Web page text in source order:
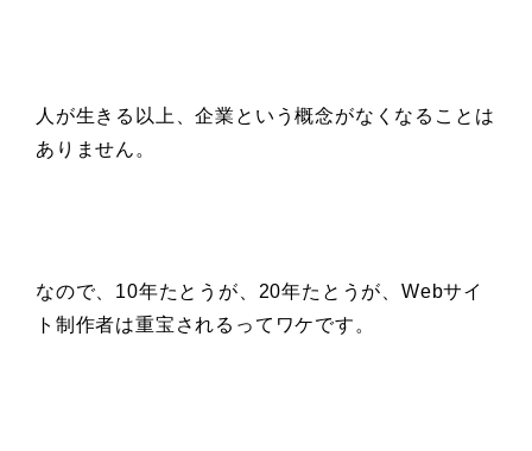
人が生きる以上、企業という概念がなくなることは
ありません。
なので、10年たとうが、20年たとうが、Webサイ
ト制作者は重宝されるってワケです。